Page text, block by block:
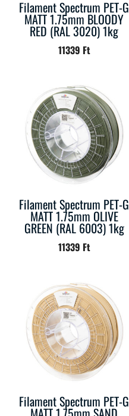
Filament Spectrum PET-G
MATT 1.75mm BLOODY
RED (RAL 3020) 1kg
11339 Ft
Filament Spectrum PET-G
MATT 1.75mm OLIVE
GREEN (RAL 6003) 1kg
11339 Ft
Filament Spectrum PET-G